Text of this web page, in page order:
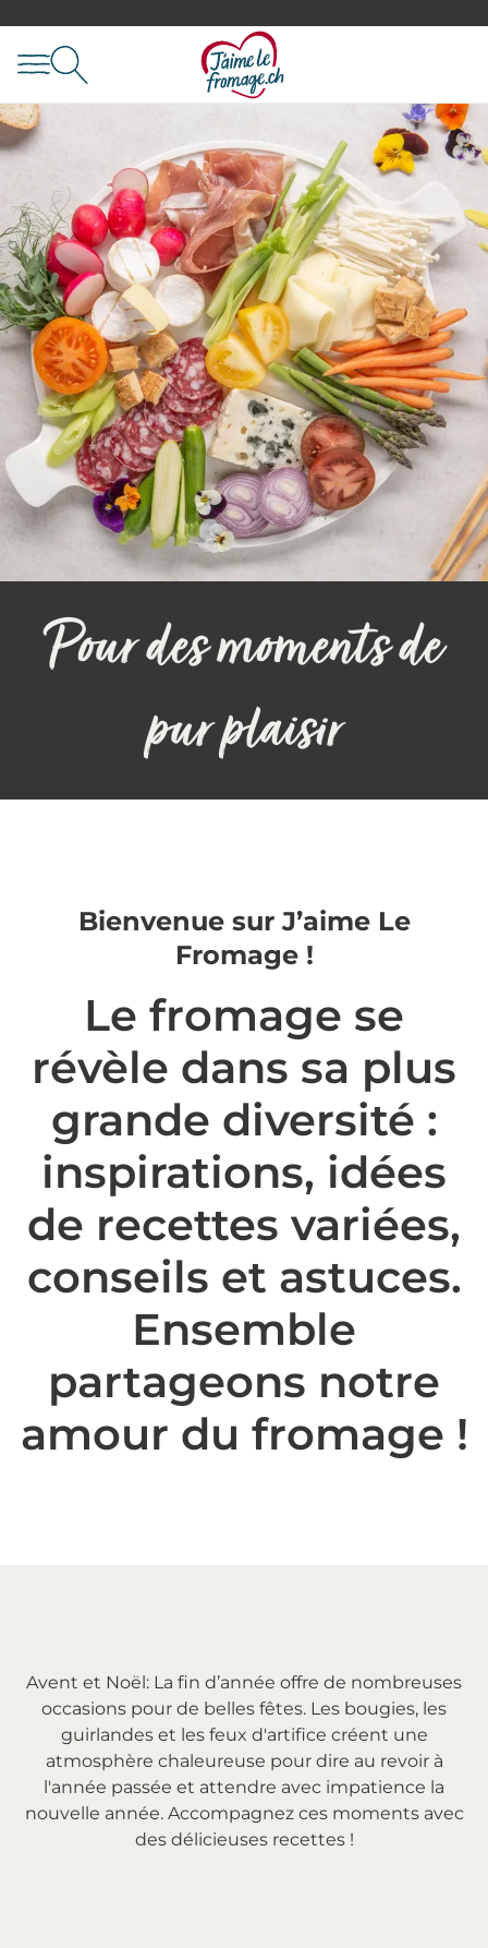
Pour des moments de
pur plaisir
Bienvenue sur J’aime Le
Fromage !
Le fromage se
révèle dans sa plus
grande diversité :
inspirations, idées
de recettes variées,
conseils et astuces.
Ensemble
partageons notre
amour du fromage !
Avent et Noël: La fin d’année offre de nombreuses
occasions pour de belles fêtes. Les bougies, les
guirlandes et les feux d'artifice créent une
atmosphère chaleureuse pour dire au revoir à
l'année passée et attendre avec impatience la
nouvelle année. Accompagnez ces moments avec
des délicieuses recettes !